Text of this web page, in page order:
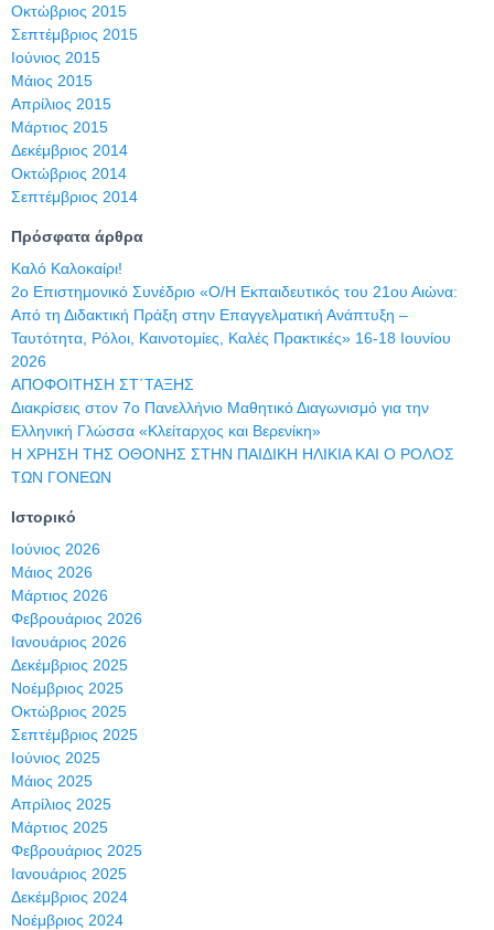
Οκτώβριος 2015
Σεπτέμβριος 2015
Ιούνιος 2015
Μάιος 2015
Απρίλιος 2015
Μάρτιος 2015
Δεκέμβριος 2014
Οκτώβριος 2014
Σεπτέμβριος 2014
Πρόσφατα άρθρα
Καλό Καλοκαίρι!
2ο Επιστημονικό Συνέδριο «Ο/Η Εκπαιδευτικός του 21ου Αιώνα:
Από τη Διδακτική Πράξη στην Επαγγελματική Ανάπτυξη –
Ταυτότητα, Ρόλοι, Καινοτομίες, Καλές Πρακτικές» 16-18 Ιουνίου
2026
ΑΠΟΦΟΙΤΗΣΗ ΣΤ΄ΤΑΞΗΣ
Διακρίσεις στον 7ο Πανελλήνιο Μαθητικό Διαγωνισμό για την
Ελληνική Γλώσσα «Κλείταρχος και Βερενίκη»
Η ΧΡΗΣΗ ΤΗΣ ΟΘΟΝΗΣ ΣΤΗΝ ΠΑΙΔΙΚΗ ΗΛΙΚΙΑ ΚΑΙ Ο ΡΟΛΟΣ
ΤΩΝ ΓΟΝΕΩΝ
Ιστορικό
Ιούνιος 2026
Μάιος 2026
Μάρτιος 2026
Φεβρουάριος 2026
Ιανουάριος 2026
Δεκέμβριος 2025
Νοέμβριος 2025
Οκτώβριος 2025
Σεπτέμβριος 2025
Ιούνιος 2025
Μάιος 2025
Απρίλιος 2025
Μάρτιος 2025
Φεβρουάριος 2025
Ιανουάριος 2025
Δεκέμβριος 2024
Νοέμβριος 2024